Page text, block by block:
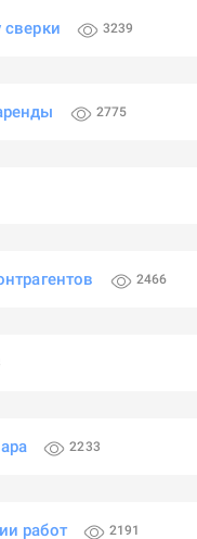
3239
2775
2466
2233
работ 2191